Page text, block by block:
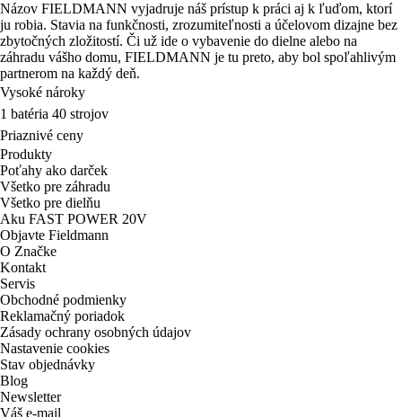
Názov FIELDMANN vyjadruje náš prístup k práci aj k ľuďom, ktorí
ju robia. Stavia na funkčnosti, zrozumiteľnosti a účelovom dizajne bez
zbytočných zložitostí. Či už ide o vybavenie do dielne alebo na
záhradu vášho domu, FIELDMANN je tu preto, aby bol spoľahlivým
partnerom na každý deň.
Vysoké nároky
1 batéria 40 strojov
Priaznivé ceny
Produkty
Poťahy ako darček
Všetko pre záhradu
Všetko pre dielňu
Aku FAST POWER 20V
Objavte Fieldmann
O Značke
Kontakt
Servis
Obchodné podmienky
Reklamačný poriadok
Zásady ochrany osobných údajov
Nastavenie cookies
Stav objednávky
Blog
Newsletter
Váš e-mail